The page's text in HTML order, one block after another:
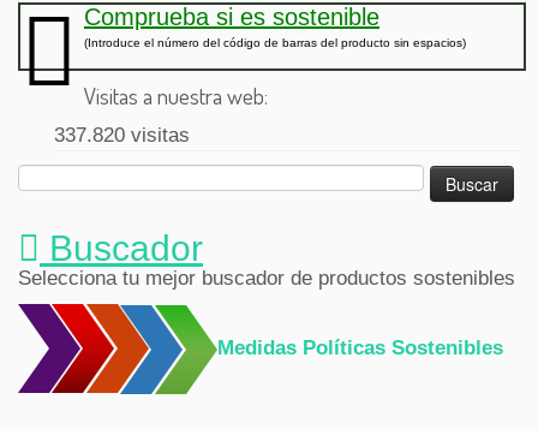
Comprueba si es sostenible
(Introduce el número del código de barras del producto sin espacios)
Visitas a nuestra web:
337.820 visitas
Buscador
Selecciona tu mejor buscador de productos sostenibles
Medidas Políticas Sostenibles